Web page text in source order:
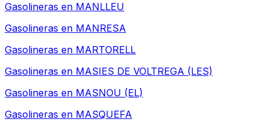
Gasolineras en MANLLEU
Gasolineras en MANRESA
Gasolineras en MARTORELL
Gasolineras en MASIES DE VOLTREGA (LES)
Gasolineras en MASNOU (EL)
Gasolineras en MASQUEFA